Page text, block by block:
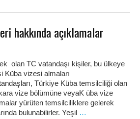
hakkında açıklamalar
olan TC vatandaşı kişiler, bu ülkeye
Küba vizesi almaları
Türkiye Küba temsilciliği olan
vize bölümüne veyaK üba vize
yürüten temsilciliklere gelerek
bulunabilirler. Yeşil …